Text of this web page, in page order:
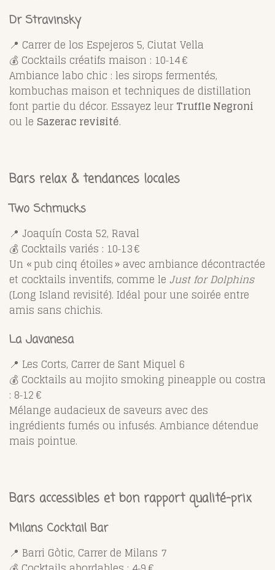
Dr Stravinsky
📍 Carrer de los Espejeros 5, Ciutat Vella
💰 Cocktails créatifs maison : 10‑14 €
Ambiance labo chic : les sirops fermentés,
kombuchas maison et techniques de distillation
font partie du décor. Essayez leurTruffle Negroni
ou le Sazerac revisité.
Bars relax & tendances locales
Two Schmucks
📍 Joaquín Costa 52, Raval
💰 Cocktails variés : 10‑13 €
Un « pub cinq étoiles » avec ambiance décontractée
et cocktails inventifs, comme le Just for Dolphins
(Long Island revisité). Idéal pour une soirée entre
amis sans chichis.
La Javanesa
📍 Les Corts, Carrer de Sant Miquel 6
💰 Cocktails au mojito smoking pineapple ou costra
: 8‑12 €
Mélange audacieux de saveurs avec des
ingrédients fumés ou infusés. Ambiance détendue
mais pointue.
Bars accessibles et bon rapport qualité-prix
Milans Cocktail Bar
📍 Barri Gòtic, Carrer de Milans 7